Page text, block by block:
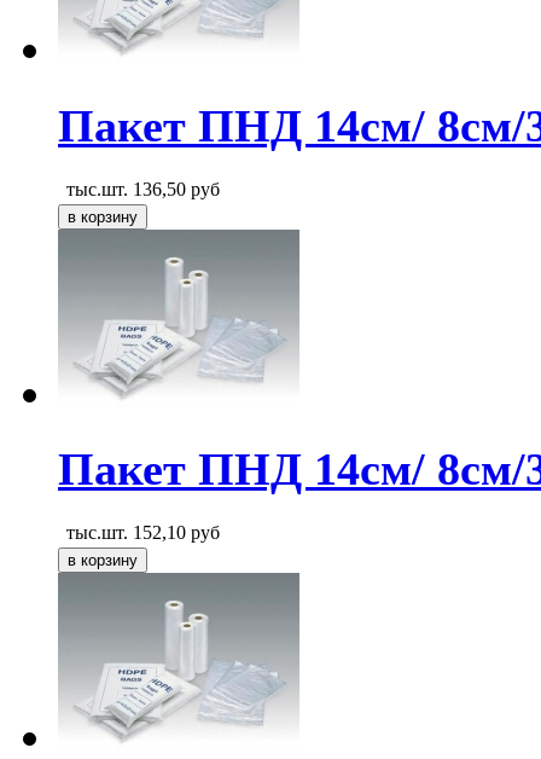
Пакет ПНД 14см/ 8см/
тыс.шт. 136,50 руб
Пакет ПНД 14см/ 8см/
тыс.шт. 152,10 руб